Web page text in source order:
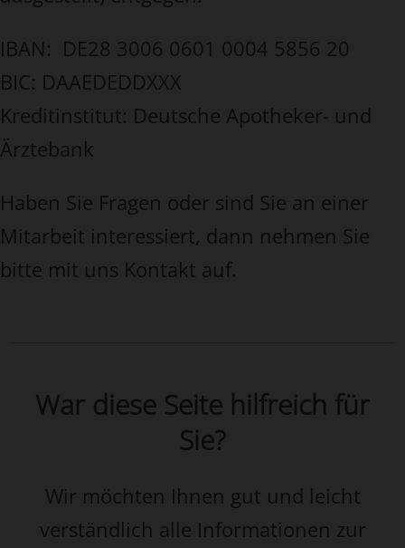
IBAN: DE28 3006 0601 0004 5856 20
BIC: DAAEDEDDXXX
Kreditinstitut: Deutsche Apotheker- und
Ärztebank
Haben Sie Fragen oder sind Sie an einer
Mitarbeit interessiert, dann nehmen Sie
bitte mit uns Kontakt auf.
War diese Seite hilfreich für
Sie?
Wir möchten Ihnen gut und leicht
verständlich alle Informationen zur